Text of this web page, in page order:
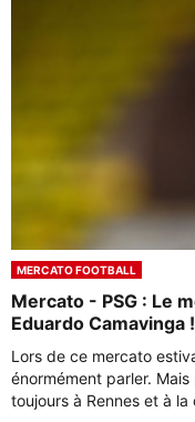
MERCATO FOOTBALL
Mercato - PSG : Le
Eduardo Camavinga !
Lors de ce mercato
énormément parler.
toujours à Rennes et à